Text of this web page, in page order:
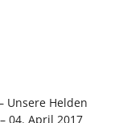
Unsere Helden
04. April 2017